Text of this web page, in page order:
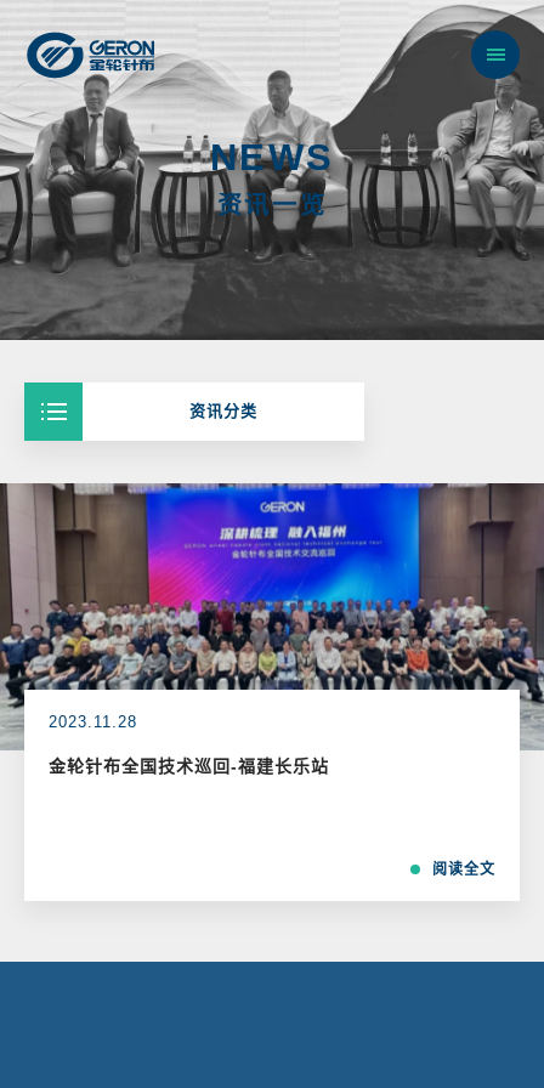
NEWS
资讯一览
资讯分类
2023.11.28
金轮针布全国技术巡回-福建长乐站
阅读全文